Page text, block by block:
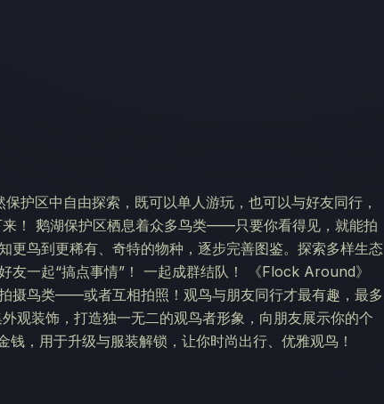
护区中自由探索，既可以单人游玩，也可以与好友同行，
！ 鹅湖保护区栖息着众多鸟类——只要你看得见，就能拍
更鸟到更稀有、奇特的物种，逐步完善图鉴。探索多样生态
友一起“搞点事情”！ 一起成群结队！ 《Flock Around》
摄鸟类——或者互相拍照！观鸟与朋友同行才最有趣，最多
观装饰，打造独一无二的观鸟者形象，向朋友展示你的个
，用于升级与服装解锁，让你时尚出行、优雅观鸟！